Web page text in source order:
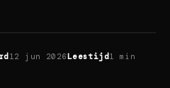
12 jun 2026Leestijd 1 min